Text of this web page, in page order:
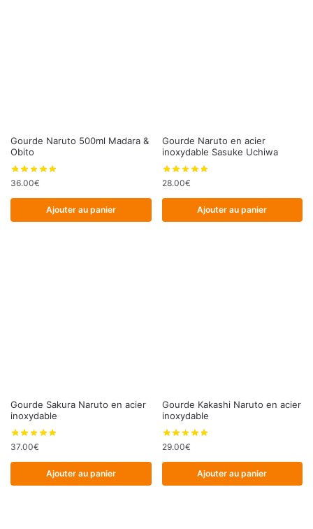
Gourde Naruto 500ml Madara &
Obito
36.00€
Ajouter au panier
Gourde Naruto en acier
inoxydable Sasuke Uchiwa
28.00€
Ajouter au panier
Gourde Sakura Naruto en acier
inoxydable
37.00€
Ajouter au panier
Gourde Kakashi Naruto en acier
inoxydable
29.00€
Ajouter au panier